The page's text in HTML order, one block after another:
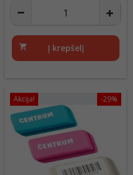
shopping_cart Į krepšelį
-29%
Akcija!